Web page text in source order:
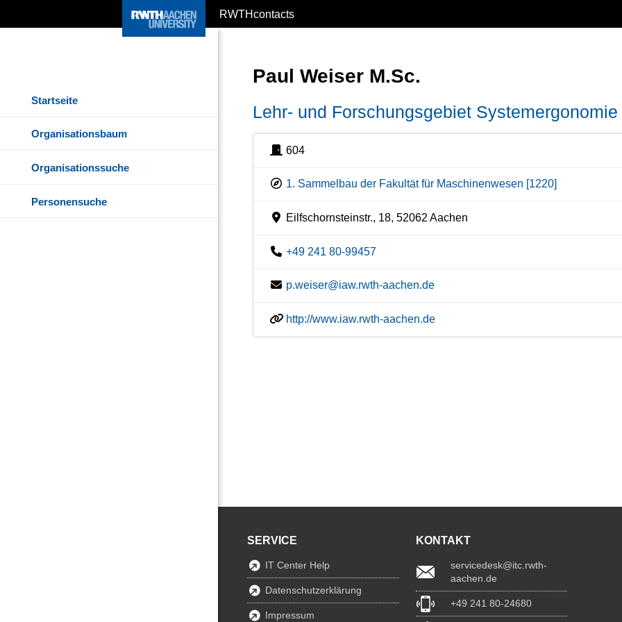
RWTHcontacts
Startseite
Organisationsbaum
Organisationssuche
Personensuche
Paul Weiser M.Sc.
Lehr- und Forschungsgebiet Systemergonomie
604
1. Sammelbau der Fakultät für Maschinenwesen [1220]
Eilfschornsteinstr., 18, 52062 Aachen
+49 241 80-99457
p.weiser@iaw.rwth-aachen.de
http://www.iaw.rwth-aachen.de
SERVICE
IT Center Help
Datenschutzerklärung
Impressum
KONTAKT
servicedesk@itc.rwth-
aachen.de
+49 241 80-24680